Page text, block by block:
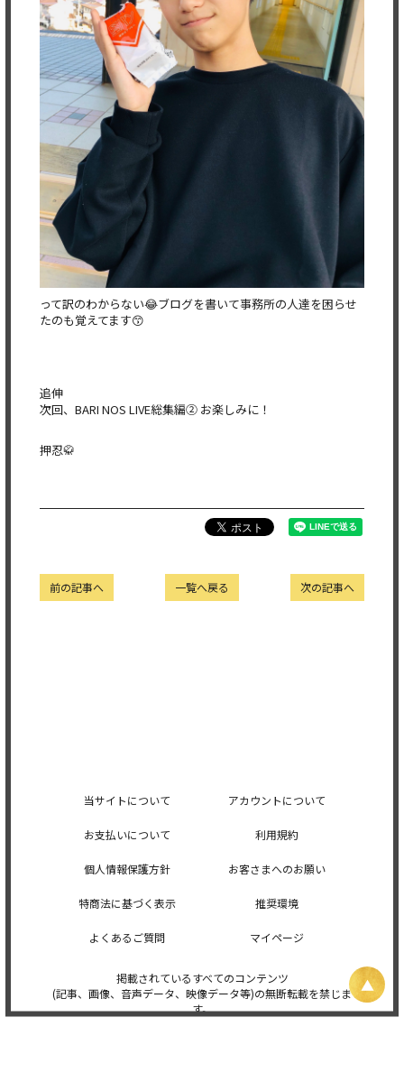
って訳のわからない😂ブログを書いて事務所の人達を困らせ
たのも覚えてます😙
追伸
次回、BARI NOS LIVE総集編② お楽しみに！
押忍🥋
次の記事へ
一覧へ戻る
前の記事へ
当サイトについて アカウントについて
お支払いについて 利用規約
個人情報保護方針 お客さまへのお願い
特商法に基づく表示 推奨環境
よくあるご質問 マイページ
掲載されているすべてのコンテンツ
(記事、画像、音声データ、映像データ等)の無断転載を禁じま
す。